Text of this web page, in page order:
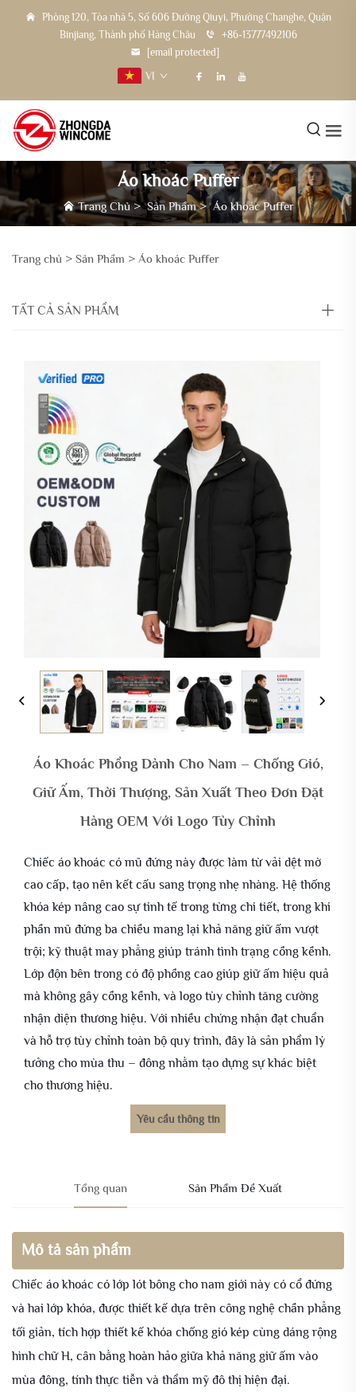
Phòng 120, Tòa nhà 5, Số 606 Đường Qiuyi, Phường Changhe, Quận
Binjiang, Thành phố Hàng Châu
+86-13777492106
[email protected]
VI
Áo khoác Puffer
Trang Chủ>Sản Phẩm>Áo khoác Puffer
Trang chủ > Sản Phẩm > Áo khoác Puffer
TẤT CẢ SẢN PHẨM
Áo Khoác Phồng Dành Cho Nam – Chống Gió,
Giữ Ấm, Thời Thượng, Sản Xuất Theo Đơn Đặt
Hàng OEM Với Logo Tùy Chỉnh
Chiếc áo khoác có mũ đứng này được làm từ vải dệt mờ
cao cấp, tạo nên kết cấu sang trọng nhẹ nhàng. Hệ thống
khóa kép nâng cao sự tinh tế trong từng chi tiết, trong khi
phần mũ đứng ba chiều mang lại khả năng giữ ấm vượt
trội; kỹ thuật may phẳng giúp tránh tình trạng cồng kềnh.
Lớp độn bên trong có độ phồng cao giúp giữ ấm hiệu quả
mà không gây cồng kềnh, và logo tùy chỉnh tăng cường
nhận diện thương hiệu. Với nhiều chứng nhận đạt chuẩn
và hỗ trợ tùy chỉnh toàn bộ quy trình, đây là sản phẩm lý
tưởng cho mùa thu – đông nhằm tạo dựng sự khác biệt
cho thương hiệu.
Yêu cầu thông tin
Tổng quan Sản Phẩm Đề Xuất
Mô tả sản phẩm
Chiếc áo khoác có lớp lót bông cho nam giới này có cổ đứng
và hai lớp khóa, được thiết kế dựa trên công nghệ chần phẳng
tối giản, tích hợp thiết kế khóa chống gió kép cùng dáng rộng
hình chữ H, cân bằng hoàn hảo giữa khả năng giữ ấm vào
mùa đông, tính thực tiễn và thẩm mỹ đô thị hiện đại.